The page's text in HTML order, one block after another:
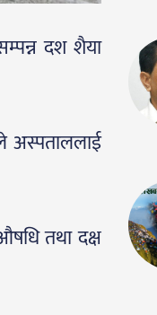
दश शैया
अस्पताललाई
तथा दक्ष